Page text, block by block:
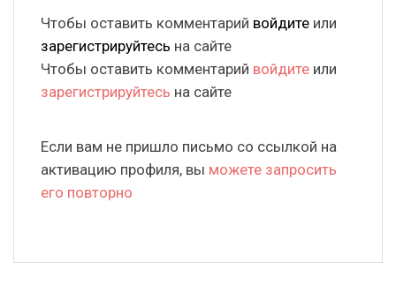
Чтобы оставить комментарий войдите или
зарегистрируйтесь на сайте
Чтобы оставить комментарий войдите или
зарегистрируйтесь на сайте
Если вам не пришло письмо со ссылкой на
активацию профиля, вы можете запросить
его повторно